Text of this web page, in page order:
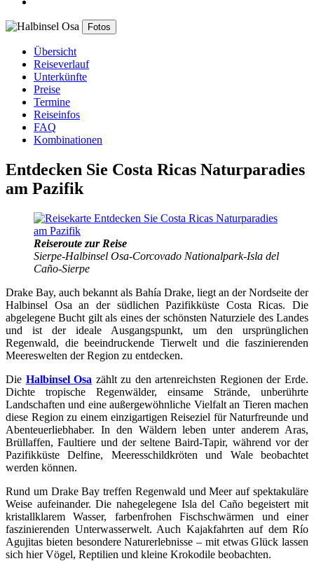
Fotos
Übersicht
Reiseverlauf
Unterkünfte
Preise
Termine
Reiseinfos
FAQ
Kombinationen
Entdecken Sie Costa Ricas Naturparadies
am Pazifik
Reiseroute zur Reise
Sierpe-Halbinsel Osa-Corcovado Nationalpark-Isla del
Caño-Sierpe
Drake Bay, auch bekannt als Bahía Drake, liegt an der Nordseite der
Halbinsel Osa an der südlichen Pazifikküste Costa Ricas. Die
abgelegene Bucht gilt als eines der schönsten Naturziele des Landes
und ist der ideale Ausgangspunkt, um den ursprünglichen
Regenwald, die beeindruckende Tierwelt und die faszinierenden
Meereswelten der Region zu entdecken.
Die Halbinsel Osa zählt zu den artenreichsten Regionen der Erde.
Dichte tropische Regenwälder, einsame Strände, unberührte
Landschaften und eine außergewöhnliche Vielfalt an Tieren machen
diese Region zu einem einzigartigen Reiseziel für Naturfreunde und
Abenteuerliebhaber. In den Wäldern leben unter anderem Aras,
Brüllaffen, Faultiere und der seltene Baird-Tapir, während vor der
Pazifikküste Delfine, Meeresschildkröten und Wale beobachtet
werden können.
Rund um Drake Bay treffen Regenwald und Meer auf spektakuläre
Weise aufeinander. Die nahegelegene Isla del Caño begeistert mit
kristallklarem Wasser, farbenfrohen Fischschwärmen und einer
faszinierenden Unterwasserwelt. Auch Kajakfahrten auf dem Río
Agujitas bieten besondere Naturerlebnisse – mit etwas Glück lassen
sich hier Vögel, Reptilien und kleine Krokodile beobachten.